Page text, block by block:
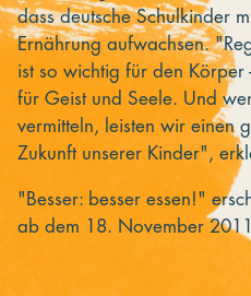
dass deutsche Schulkinder
Ernährung aufwachsen.
ist so wichtig für den Körper
für Geist und Seele. Und
vermitteln, leisten wir einen
Zukunft unserer Kinder",
"Besser: besser essen!"
ab dem 18. November